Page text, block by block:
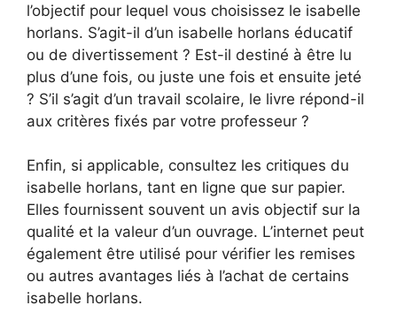
l’objectif pour lequel vous choisissez le isabelle
horlans. S’agit-il d’un isabelle horlans éducatif
ou de divertissement ? Est-il destiné à être lu
plus d’une fois, ou juste une fois et ensuite jeté
? S’il s’agit d’un travail scolaire, le livre répond-il
aux critères fixés par votre professeur ?
Enfin, si applicable, consultez les critiques du
isabelle horlans, tant en ligne que sur papier.
Elles fournissent souvent un avis objectif sur la
qualité et la valeur d’un ouvrage. L’internet peut
également être utilisé pour vérifier les remises
ou autres avantages liés à l’achat de certains
isabelle horlans.